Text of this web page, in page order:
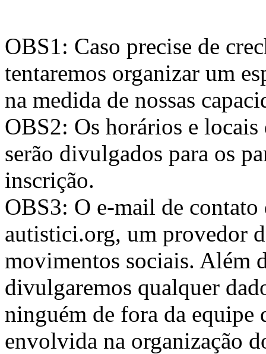
OBS1: Caso precise de
tentaremos organizar um
na medida de nossas
OBS2: Os horários e
serão divulgados para os
inscrição.
OBS3: O e-mail de contato
autistici.org, um provedor
movimentos sociais. Além
divulgaremos qualquer
ninguém de fora da equipe
envolvida na organização